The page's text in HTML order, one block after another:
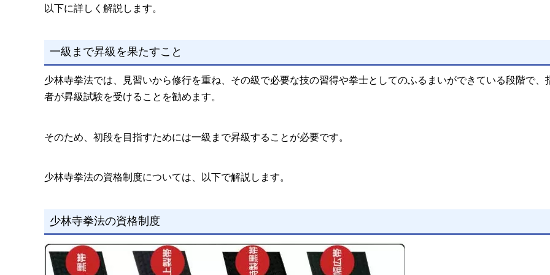
以下に詳しく解説します。
一級まで昇級を果たすこと
少林寺拳法では、見習いから修行を重ね、その級で必要な技の習得や拳士としてのふるまいができている段階で、
者が昇級試験を受けることを勧めます。
そのため、初段を目指すためには一級まで昇級することが必要です。
少林寺拳法の資格制度については、以下で解説します。
少林寺拳法の資格制度